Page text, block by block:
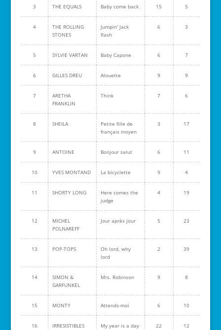
3 THE EQUALS Baby come back 15 5
4
THE ROLLING
STONES
Jumpin' Jack
flash
6 3
5 SYLVIE VARTAN Baby Capone 6 7
6 GILLES DREU Alouette 9 9
7
ARETHA
FRANKLIN
Think 7 6
8 SHEILA
Petite fille de
français moyen
3 17
9 ANTOINE Bonjour salut 6 11
10 YVES MONTAND La bicyclette 9 4
11 SHORTY LONG
Here comes the
judge
4 19
12
MICHEL
POLNAREFF
Jour après jour 5 23
13 POP-TOPS
Oh lord, why
lord
2 39
14
SIMON &
GARFUNKEL
Mrs. Robinson 9 8
15 MONTY Attends-moi 6 10
16 IRRESISTIBLES My year is a day 22 12